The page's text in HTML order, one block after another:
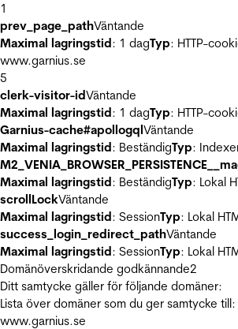
1
prev_page_pathVäntande
Maximal lagringstid: 1 dagTyp: HTTP-
www.garnius.se
5
clerk-visitor-idVäntande
Maximal lagringstid: 1 dagTyp: HTTP-
Garnius-cache#apollogqlVäntande
Maximal lagringstid: BeständigTyp:
Maximal lagringstid: BeständigTyp: Lokal
scrollLockVäntande
Maximal lagringstid: SessionTyp: Lokal
success_login_redirect_pathVäntande
Maximal lagringstid: SessionTyp: Lokal
Domänöverskridande godkännande2
Ditt samtycke gäller för följande domäner:
Lista över domäner som du ger samtycke till:
www.garnius.se